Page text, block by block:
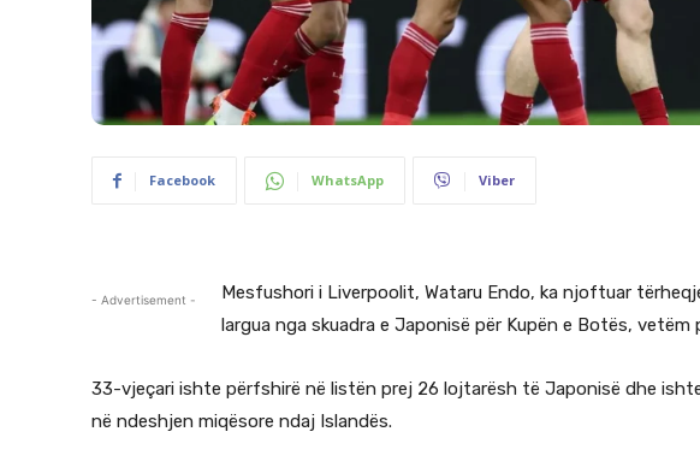
Facebook WhatsApp Viber
- Advertisement -
Mesfushori i Liverpoolit, Wataru Endo, ka njoftuar
largua nga skuadra e Japonisë për Kupën e Botës,
33-vjeçari ishte përfshirë në listën prej 26 lojtarësh të Japonisë dhe
në ndeshjen miqësore ndaj Islandës.